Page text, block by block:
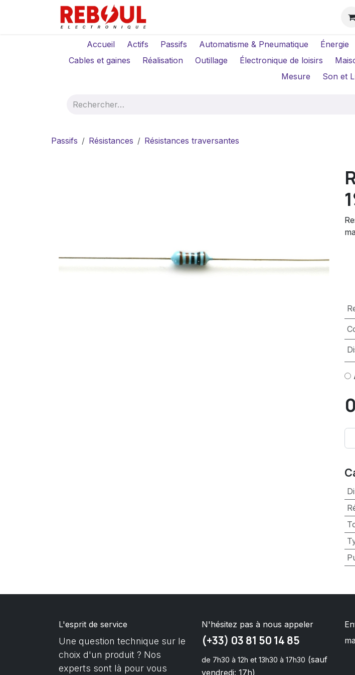
Se rendre au contenu
Location
Accueil Actifs Passifs Automatisme & Pneumatique Énergie
Cables et gaines
Réalisation Outillage Électronique de loisirs
Mesure
Son et
Passifs Résistances Résistances traversantes
L'esprit de service
Une question technique sur le
choix d'un produit ? Nos
experts sont là pour vous
N'hésitez pas à nous appeler
(+33) 03 81 50 14 85
de 7h30 à 12h et 13h30 à 17h30 (sauf
vendredi: 17h)